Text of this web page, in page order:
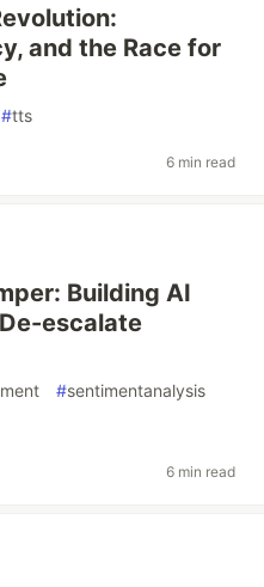
and the Race for
#tts
6 min read
Building AI
escalate
#sentimentanalysis
6 min read